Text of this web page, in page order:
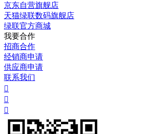
京东自营旗舰店
天猫绿联数码旗舰店
绿联官方商城
我要合作
招商合作
经销商申请
供应商申请
联系我们


